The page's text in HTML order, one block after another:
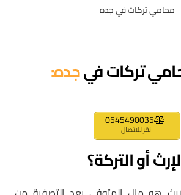
محامي تركات في جده
تركات فيجده:
0545490035
انقر للاتصال
أو التركة؟